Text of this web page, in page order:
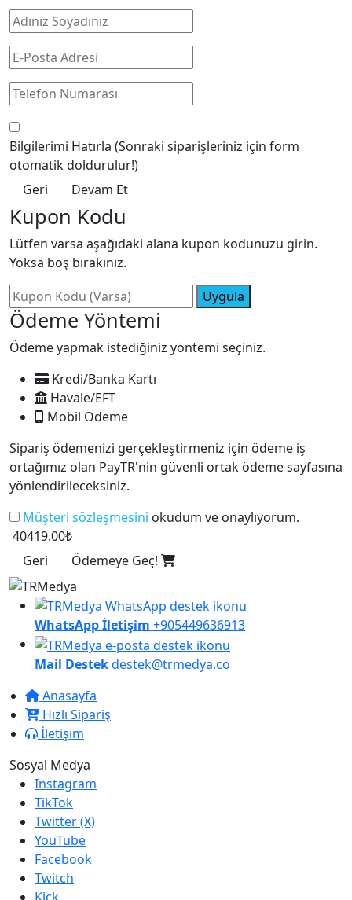
Bilgilerimi Hatırla (Sonraki siparişleriniz için form
otomatik doldurulur!)
Geri
Devam Et
Kupon Kodu
Lütfen varsa aşağıdaki alana kupon kodunuzu girin.
Yoksa boş bırakınız.
Uygula
Ödeme Yöntemi
Ödeme yapmak istediğiniz yöntemi seçiniz.
Kredi/Banka Kartı
Havale/EFT
Mobil Ödeme
Sipariş ödemenizi gerçekleştirmeniz için ödeme iş
ortağımız olan PayTR'nin güvenli ortak ödeme sayfasına
yönlendirileceksiniz.
Müşteri sözleşmesini okudum ve onaylıyorum.
40419.00₺
Geri
Ödemeye Geç!
WhatsApp İletişim +905449636913
Mail Destekdestek@trmedya.co
Anasayfa
Hızlı Sipariş
İletişim
Sosyal Medya
Instagram
TikTok
Twitter (X)
YouTube
Facebook
Twitch